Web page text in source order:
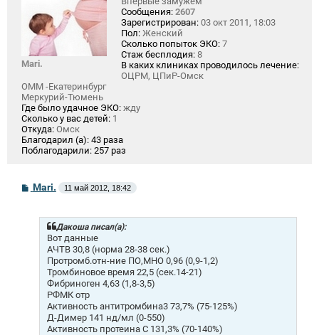
Mari.
Сообщения: 2607
Зарегистрирован: 03 окт 2011, 18:03
Пол: Женский
Сколько попыток ЭКО: 7
Стаж бесплодия: 8
В каких клиниках проводилось лечение:
ОЦРМ, ЦПиР-Омск
ОММ -Екатеринбург
Меркурий-Тюмень
Где было удачное ЭКО: жду
Сколько у вас детей: 1
Откуда: Омск
Благодарил (а): 43 раза
Поблагодарили: 257 раз
СMari. 11 май 2012, 18:42
Дакоша писал(а):
Вот данные
АЧТВ 30,8 (норма 28-38 сек.)
Протромб.отн-ние ПО,МНО 0,96 (0,9-1,2)
Тромбиновое время 22,5 (сек.14-21)
Фибриноген 4,63 (1,8-3,5)
РФМК отр
Активность антитромбина3 73,7% (75-125%)
Д-Димер 141 нд/мл (0-550)
Активность протеина С 131,3% (70-140%)